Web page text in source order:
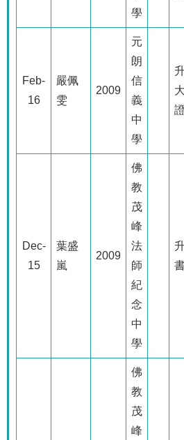
學
Feb-
16
嚴佩
雯
2009
元
朗
信
義
中
學
Dec-
15
葉盛
嵐
2009
佛
教
茂
峰
法
師
紀
念
中
學
佛
教
茂
峰